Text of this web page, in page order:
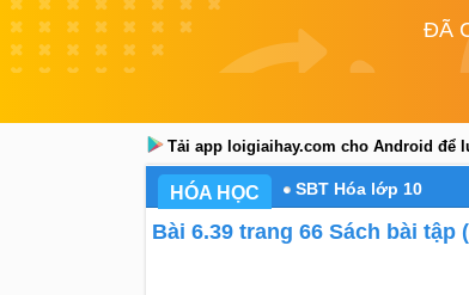
ĐÃ
Tải app loigiaihay.com cho Android để
HÓA HỌC SBT Hóa lớp 10
Bài 6.39 trang 66 Sách bài tập